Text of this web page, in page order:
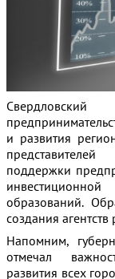
и развития
поддержки
образований.
создания
Напомним,
отмечал
развития всех